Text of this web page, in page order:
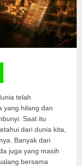
telah
yang hilang dan
Saat itu
dari dunia kita,
Banyak dari
juga yang masih
bersama